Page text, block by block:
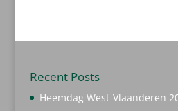
Recent Posts
Heemdag West-Vlaanderen